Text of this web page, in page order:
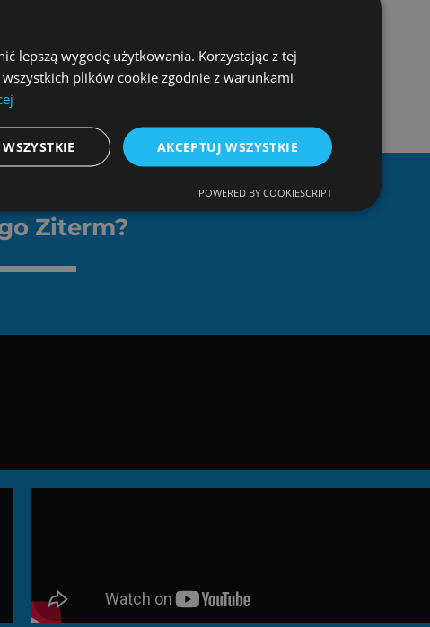
group_id=”1550″]
group_id=”1550″]
Ziterm?
lepszą wygodę użytkowania. Korzystając z tej
plików cookie zgodnie z warunkami
AKCEPTUJ WSZYSTKIE
POWERED BY COOKIESCRIPT